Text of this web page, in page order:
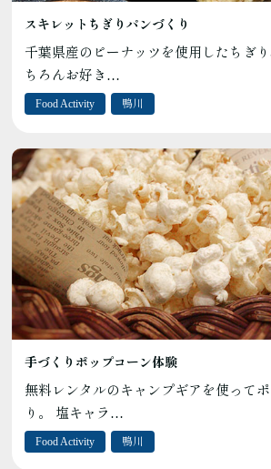
スキレットちぎりパンづくり
千葉県産のピーナッツを使用したちぎ
ちろんお好き…
Food Activity 鴨川
手づくりポップコーン体験
無料レンタルのキャンプギアを使ってポ
り。 塩キャラ…
Food Activity 鴨川